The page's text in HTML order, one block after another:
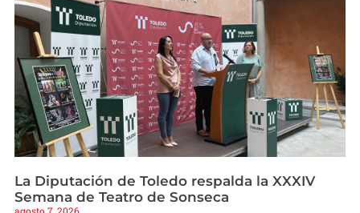
La Diputación de Toledo respalda la XXXIV
Semana de Teatro de Sonseca